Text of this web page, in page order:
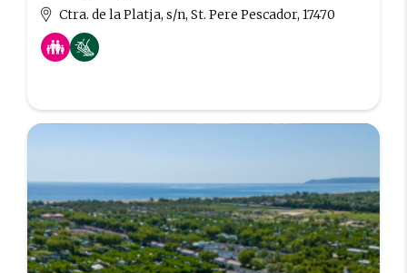
Ctra. de la Platja, s/n, St. Pere Pescador, 17470